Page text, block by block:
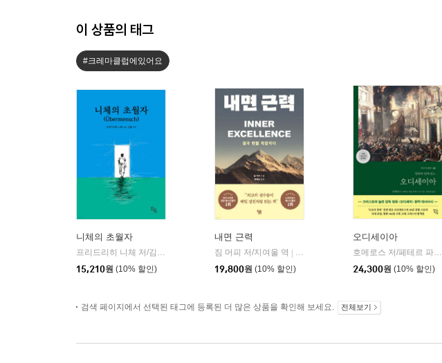
이 상품의 태그
#크레마클럽에있어요
니체의 초월자
프리드리히 니체 저/김철 편역
15,210원 (10% 할인)
내면 근력
짐 머피 저/지여울 역
윌북(willbook)
19,800원 (10% 할인)
오디세이아
호메로스 저/페테르 파울 루벤스 그림/박문재 역
24,300원 (10% 할인)
검색 페이지에서 선택된 태그에 등록된 더 많은 상품을 확인해 보세요. 전체보기